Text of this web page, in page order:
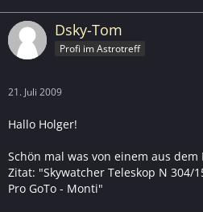
Dsky-Tom
Profi im Astrotreff
21. Juli 2009
Hallo Holger!
Schön mal was von einem aus
Zitat: "Skywatcher Teleskop N 304/
Pro GoTo - Monti"